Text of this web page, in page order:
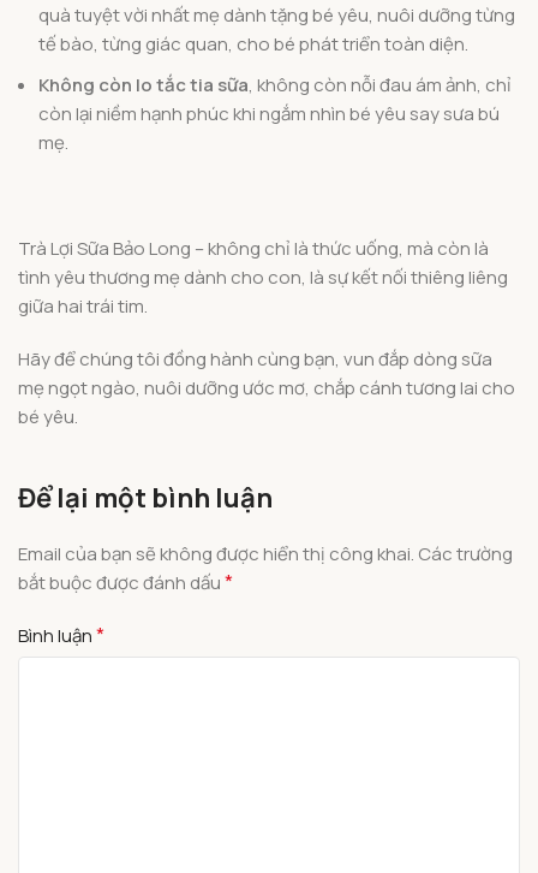
quà tuyệt vời nhất mẹ dành tặng bé yêu, nuôi dưỡng từng
tế bào, từng giác quan, cho bé phát triển toàn diện.
Không còn lo tắc tia sữa, không còn nỗi đau ám ảnh, chỉ
còn lại niềm hạnh phúc khi ngắm nhìn bé yêu say sưa bú
mẹ.
Trà Lợi Sữa Bảo Long – không chỉ là thức uống, mà còn là
tình yêu thương mẹ dành cho con, là sự kết nối thiêng liêng
giữa hai trái tim.
Hãy để chúng tôi đồng hành cùng bạn, vun đắp dòng sữa
mẹ ngọt ngào, nuôi dưỡng ước mơ, chắp cánh tương lai cho
bé yêu.
Để lại một bình luận
Email của bạn sẽ không được hiển thị công khai. Các trường
bắt buộc được đánh dấu*
Bình luận*